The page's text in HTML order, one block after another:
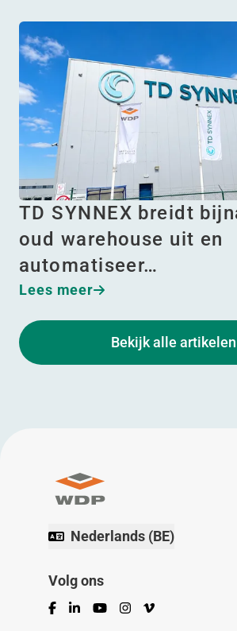
TD SYNNEX breidt
oud warehouse uit en
automatiseer…
Lees meer
Bekijk alle artikelen
Nederlands (BE)
Volg ons
Facebook
LinkedInYouTubeInstagram
Vimeo